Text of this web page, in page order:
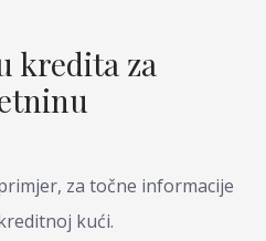
kredita za
za točne informacije
kući.